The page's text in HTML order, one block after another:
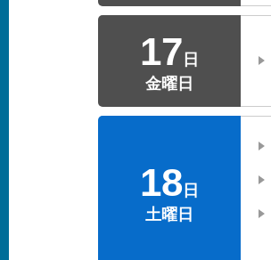
17 日
金曜日
18 日
土曜日